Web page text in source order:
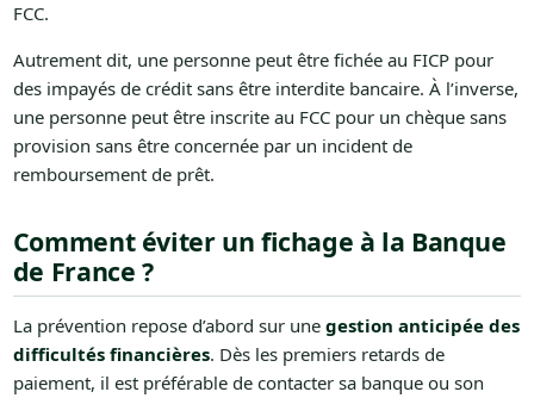
FCC.
Autrement dit, une personne peut être fichée au FICP pour
des impayés de crédit sans être interdite bancaire. À l’inverse,
une personne peut être inscrite au FCC pour un chèque sans
provision sans être concernée par un incident de
remboursement de prêt.
Comment éviter un fichage à la Banque
de France ?
La prévention repose d’abord sur une gestion anticipée des
difficultés financières. Dès les premiers retards de
paiement, il est préférable de contacter sa banque ou son